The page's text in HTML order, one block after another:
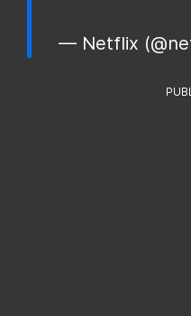
— Netflix